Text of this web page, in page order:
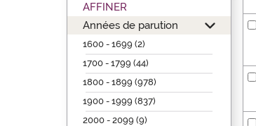
AFFINER
Années de parution
1600 - 1699 (2)
1700 - 1799 (44)
1800 - 1899 (978)
1900 - 1999 (837)
2000 - 2099 (9)